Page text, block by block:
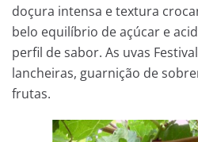
doçura intensa e textura
belo equilíbrio de açúcar e
perfil de sabor. As uvas
lancheiras, guarnição de
frutas.